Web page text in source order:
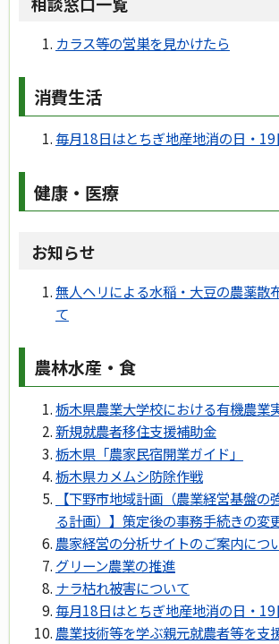
カラス等の営巣を見かけたら
消費生活
毎月18日はとちぎ地産地消の日・19
健康・医療
お知らせ
無人ヘリによる水稲・大豆の農薬散
て
農林水産・食
栃木県農業大学校における有機農業
新規就農者移住支援補助金
栃木県「農家民宿開業ガイド」
栃木県カメムシ防除作戦
【下野市地域計画（農業経営基盤の
る計画）】策定後の事務手続きの変
農家経営の分析サイトのご案内につ
グリーン農業の推進
ナラ枯れ被害について
毎月18日はとちぎ地産地消の日・19
農業技術等を学ぶ親元就農者等を支